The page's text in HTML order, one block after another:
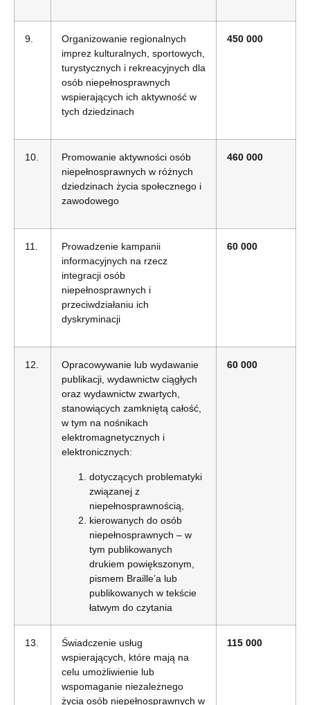
9.
Organizowanie regionalnych
imprez kulturalnych, sportowych,
turystycznych i rekreacyjnych dla
osób niepełnosprawnych
wspierających ich aktywność w
tych dziedzinach
450 000
10.
Promowanie aktywności osób
niepełnosprawnych w różnych
dziedzinach życia społecznego i
zawodowego
460 000
11.
Prowadzenie kampanii
informacyjnych na rzecz
integracji osób
niepełnosprawnych i
przeciwdziałaniu ich
dyskryminacji
60 000
12.
Opracowywanie lub wydawanie
publikacji, wydawnictw ciągłych
oraz wydawnictw zwartych,
stanowiących zamkniętą całość,
w tym na nośnikach
elektromagnetycznych i
elektronicznych:
dotyczących problematyki
związanej z
niepełnosprawnością,
kierowanych do osób
niepełnosprawnych – w
tym publikowanych
drukiem powiększonym,
pismem Braille’a lub
publikowanych w tekście
łatwym do czytania
60 000
13.
Świadczenie usług
wspierających, które mają na
celu umożliwienie lub
wspomaganie niezależnego
życia osób niepełnosprawnych w
115 000